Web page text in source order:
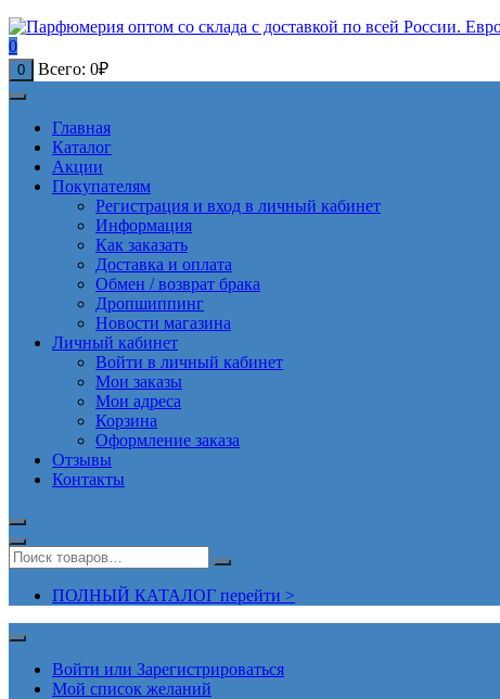
0
0 Всего: 0₽
Главная
Каталог
Акции
Покупателям
Регистрация и вход в личный кабинет
Информация
Как заказать
Доставка и оплата
Обмен / возврат брака
Дропшиппинг
Новости магазина
Личный кабинет
Войти в личный кабинет
Мои заказы
Мои адреса
Корзина
Оформление заказа
Отзывы
Контакты
ПОЛНЫЙ КАТАЛОГ перейти >
Войти или Зарегистрироваться
Мой список желаний